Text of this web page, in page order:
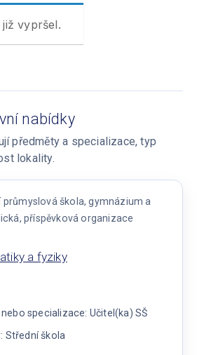
vypršel.
nabídky
předměty a specializace, typ
lokality.
škola, gymnázium a
příspěvková organizace
a fyziky
specializace: Učitel(ka) SŠ
Střední škola